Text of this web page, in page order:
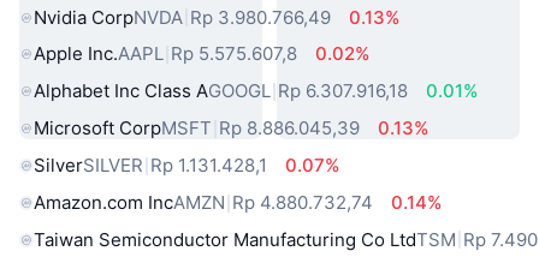
Nvidia CorpNVDA Rp 3.980.766,49
0.13%
Apple Inc.AAPL Rp 5.575.607,8
0.02%
Alphabet Inc Class AGOOGL Rp 6.307.916,18
0.01%
Microsoft CorpMSFT Rp 8.886.045,39
0.13%
SilverSILVER Rp 1.131.428,1
0.07%
Amazon.com IncAMZN Rp 4.880.732,74
0.14%
Taiwan Semiconductor Manufacturing Co LtdTSM Rp